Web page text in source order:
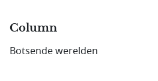
Column
Botsende werelden